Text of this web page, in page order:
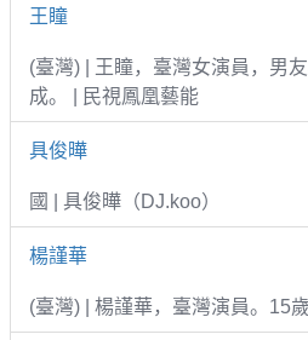
王瞳
(臺灣) | 王瞳，臺灣女演員，男
成。 | 民視鳳凰藝能
具俊曄
國 | 具俊曄（DJ.koo）
楊謹華
(臺灣) | 楊謹華，臺灣演員。15